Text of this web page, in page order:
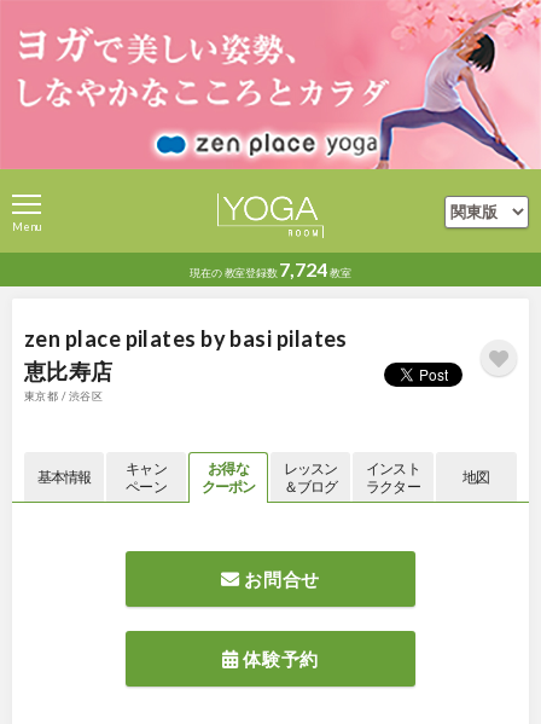
現在の教室登録数 7,724教室
Menu
zen place pilates by basi pilates
恵比寿店
東京都 / 渋谷区
基本情報
キャン
ペーン
お得な
クーポン
レッスン
＆ブログ
インスト
ラクター
地図
お問合せ
体験予約